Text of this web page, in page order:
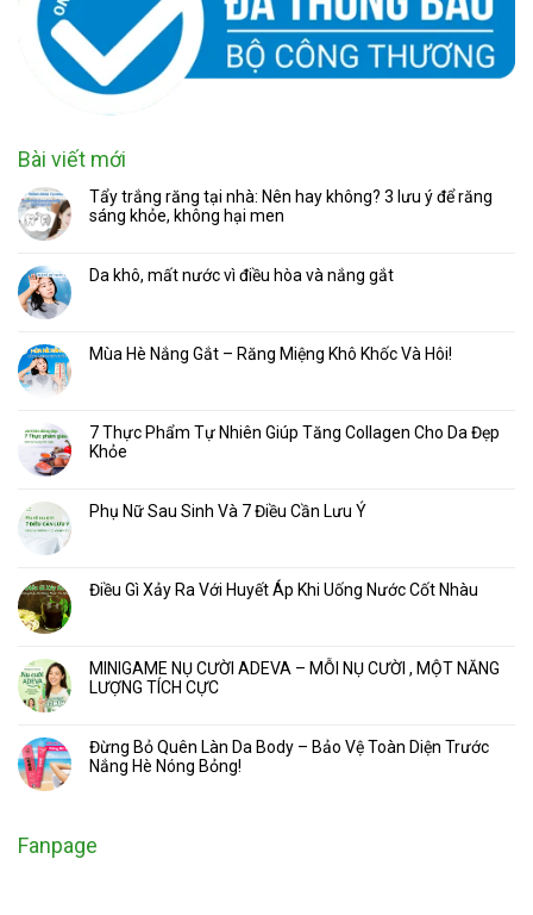
Bài viết mới
Tẩy trắng răng tại nhà: Nên hay không? 3 lưu ý để răng
sáng khỏe, không hại men
Da khô, mất nước vì điều hòa và nắng gắt
Mùa Hè Nắng Gắt – Răng Miệng Khô Khốc Và Hôi!
7 Thực Phẩm Tự Nhiên Giúp Tăng Collagen Cho Da Đẹp
Khỏe
Phụ Nữ Sau Sinh Và 7 Điều Cần Lưu Ý
Điều Gì Xảy Ra Với Huyết Áp Khi Uống Nước Cốt Nhàu
MINIGAME NỤ CƯỜI ADEVA – MỖI NỤ CƯỜI , MỘT NĂNG
LƯỢNG TÍCH CỰC
Đừng Bỏ Quên Làn Da Body – Bảo Vệ Toàn Diện Trước
Nắng Hè Nóng Bỏng!
Fanpage